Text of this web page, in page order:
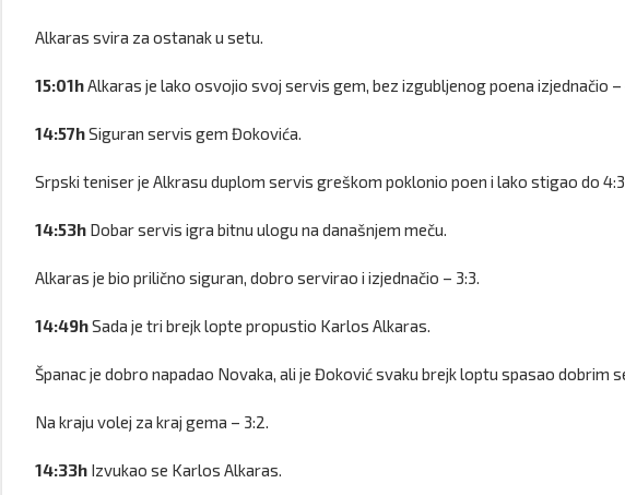
Alkaras svira za ostanak u setu.
15:01hAlkaras je lako osvojio svoj servis gem, bez izgubljenog poena izjednačio –
14:57hSiguran servis gem Đokovića.
Srpski teniser je Alkrasu duplom servis greškom poklonio poen i lako stigao do
14:53h Dobar servis igra bitnu ulogu na današnjem meču.
Alkaras je bio prilično siguran, dobro servirao i izjednačio – 3:3.
14:49hSada je tri brejk lopte propustio Karlos Alkaras.
Španac je dobro napadao Novaka, ali je Đoković svaku brejk loptu spasao dobrim
Na kraju volej za kraj gema – 3:2.
14:33h Izvukao se Karlos Alkaras.